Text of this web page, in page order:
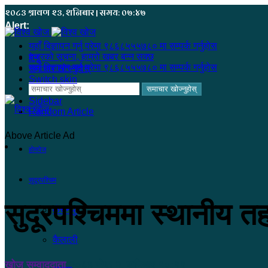
२०८३ श्रावण २३, शनिबार | समय: ०७:४७
Alert:
यहाँ बिज्ञापन गर्नु परेमा ९८६८५५५७८० मा सम्पर्क गर्नुहोस
हजुरको सूचना, हाम्रो खबर बन्न सक्छ
यहाँ बिज्ञापन गर्नु परेमा ९८६८५५५७८० मा सम्पर्क गर्नुहोस
समाचार खोज्नुहोस्
Sidebar
Random Article
मेनू
समाचार खोज्नुहोस्
Switch skin
होमपेज
सुदूरपश्चिम
कंचनपुर
कैलाली
Above Article Ad
सुदूरपश्चिममा स्थानीय
खोज सम्वाददाता२०८३ जेष्ठ २, शनिबार १०:१९